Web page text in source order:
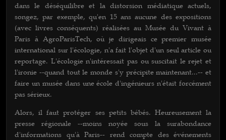
dans le déséquilibre et la distorsion médiatique actuels,
songez, par exemple, qu'en 15 ans aucune des expositions
(avec livres conséquents) réalisées au Musée du Vivant à
Paris à AgroParisTech, où je dirigeais ce premier musée
international sur l'écologie, n'a fait l'objet d'un seul article ou
reportage. L'écologie n'intéressait pas ou suscitait le rejet et
l'ironie --quand tout le monde s'y précipite maintenant...-- et
faire un musée dans une école d'ingénieurs n'était forcément
pas sérieux.
Alors, il faut protéger ses petits bébés. Heureusement la
presse régionale --moins noyée sous la surabondance
d'informations qu'à Paris-- rend compte des événements